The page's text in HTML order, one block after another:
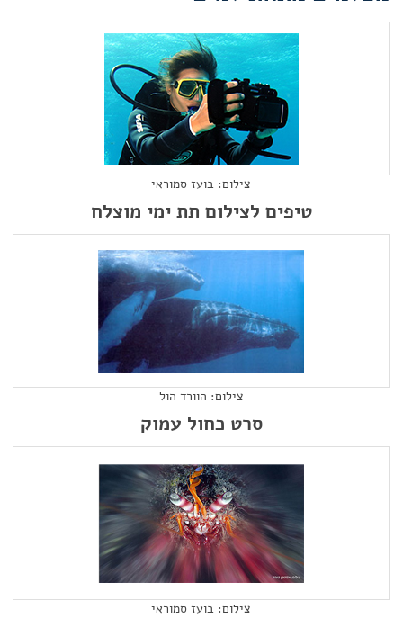
צילום: בועז סמוראי
טיפים לצילום תת ימי מוצלח
צילום: הוורד הול
סרט כחול עמוק
צילום: בועז סמוראי